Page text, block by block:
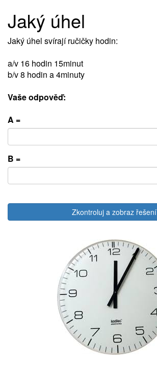
Jaký úhel
Jaký úhel svírají ručičky hodin:
a/v 16 hodin 15minut
b/v 8 hodin a 4minuty
Vaše odpověď:
A =
B =
Zkontroluj a zobraz řešení